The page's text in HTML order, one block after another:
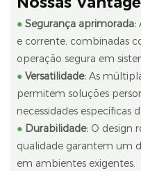
● Segurança aprimorada:
e corrente, combinadas
operação segura em
● Versatilidade:As
permitem soluções
necessidades específicas
● Durabilidade:O design
qualidade garantem um
em ambientes exigentes.